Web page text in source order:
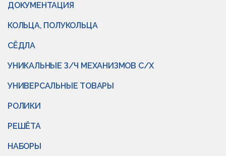
ДОКУМЕНТАЦИЯ
КОЛЬЦА, ПОЛУКОЛЬЦА
СЁДЛА
УНИКАЛЬНЫЕ З/Ч МЕХАНИЗМОВ С/Х
УНИВЕРСАЛЬНЫЕ ТОВАРЫ
РОЛИКИ
РЕШЁТА
НАБОРЫ